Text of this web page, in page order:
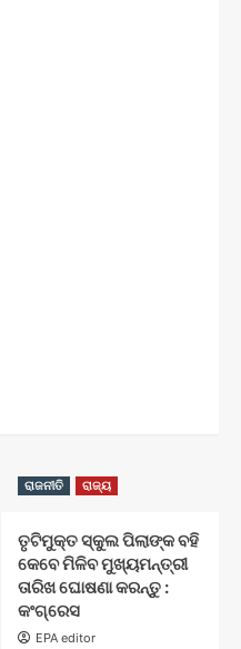
ରାଜନୀତି ରାଜ୍ୟ
ତୃଟିମୁକ୍ତ ସ୍କୁଲ ପିଲାଙ୍କ ବହି
କେବେ ମିଳିବ ମୁଖ୍ୟମନ୍ତ୍ରୀ
ତାରିଖ ଘୋଷଣା କରନ୍ତୁ :
କଂଗ୍ରେସ
EPA editor